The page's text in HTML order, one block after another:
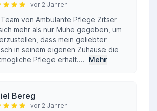
vor 2 Jahren
von Ambulante Pflege Zitser
mehr als nur Mühe gegeben, um
dass mein geliebter
in seinem eigenen Zuhause die
Pflege erhält.... Mehr
Bereg
vor 2 Jahren